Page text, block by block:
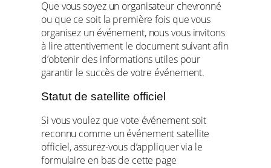
Que vous soyez un organisateur chevronné
ou que ce soit la première fois que vous
organisez un événement, nous vous invitons
à lire attentivement le document suivant afin
d’obtenir des informations utiles pour
garantir le succès de votre événement.
Statut de satellite officiel
Si vous voulez que vote événement soit
reconnu comme un événement satellite
officiel, assurez-vous d’appliquer via le
formulaire en bas de cette page